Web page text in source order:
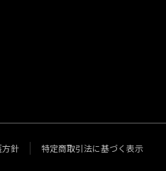
針 特定商取引法に基づく表示